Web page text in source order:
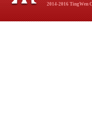
2014-2016